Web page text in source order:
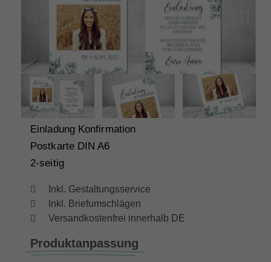
Einladung Konfirmation
Postkarte DIN A6
2-seitig
Inkl. Gestaltungsservice
Inkl. Briefumschlägen
Versandkostenfrei innerhalb DE
Produktanpassung